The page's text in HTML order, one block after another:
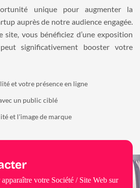
unique pour augmenter la
auprès de notre audience engagée.
vous bénéficiez d’une exposition
significativement booster votre
et votre présence en ligne
un public ciblé
et l'image de marque
votre Société / Site Web sur